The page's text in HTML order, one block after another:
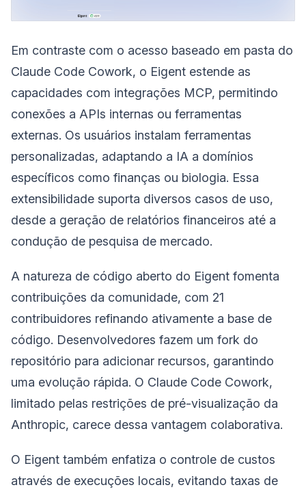
Em contraste com o acesso baseado em pasta do
Claude Code Cowork, o Eigent estende as
capacidades com integrações MCP, permitindo
conexões a APIs internas ou ferramentas
externas. Os usuários instalam ferramentas
personalizadas, adaptando a IA a domínios
específicos como finanças ou biologia. Essa
extensibilidade suporta diversos casos de uso,
desde a geração de relatórios financeiros até a
condução de pesquisa de mercado.
A natureza de código aberto do Eigent fomenta
contribuições da comunidade, com 21
contribuidores refinando ativamente a base de
código. Desenvolvedores fazem um fork do
repositório para adicionar recursos, garantindo
uma evolução rápida. O Claude Code Cowork,
limitado pelas restrições de pré-visualização da
Anthropic, carece dessa vantagem colaborativa.
O Eigent também enfatiza o controle de custos
através de execuções locais, evitando taxas de